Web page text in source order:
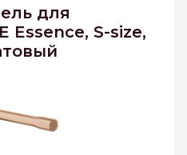
для
Essence, S-size,